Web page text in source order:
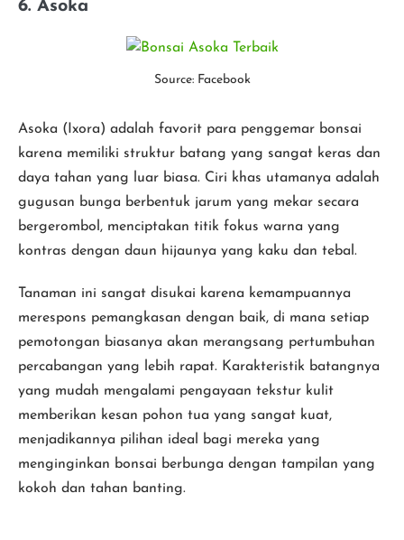
6. Asoka
Source: Facebook
Asoka (Ixora) adalah favorit para penggemar bonsai
karena memiliki struktur batang yang sangat keras dan
daya tahan yang luar biasa. Ciri khas utamanya adalah
gugusan bunga berbentuk jarum yang mekar secara
bergerombol, menciptakan titik fokus warna yang
kontras dengan daun hijaunya yang kaku dan tebal.
Tanaman ini sangat disukai karena kemampuannya
merespons pemangkasan dengan baik, di mana setiap
pemotongan biasanya akan merangsang pertumbuhan
percabangan yang lebih rapat. Karakteristik batangnya
yang mudah mengalami pengayaan tekstur kulit
memberikan kesan pohon tua yang sangat kuat,
menjadikannya pilihan ideal bagi mereka yang
menginginkan bonsai berbunga dengan tampilan yang
kokoh dan tahan banting.